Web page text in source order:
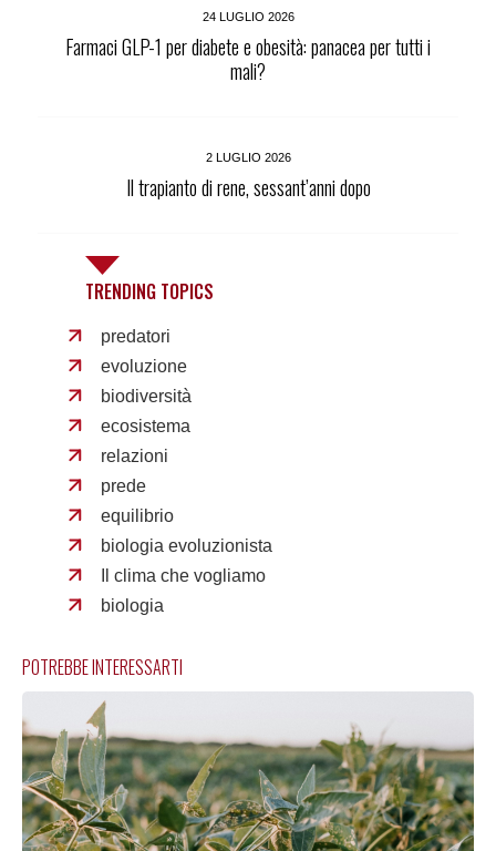
24 LUGLIO 2026
Farmaci GLP-1 per diabete e obesità: panacea per tutti i
mali?
2 LUGLIO 2026
Il trapianto di rene, sessant’anni dopo
TRENDING TOPICS
predatori
evoluzione
biodiversità
ecosistema
relazioni
prede
equilibrio
biologia evoluzionista
Il clima che vogliamo
biologia
POTREBBE INTERESSARTI